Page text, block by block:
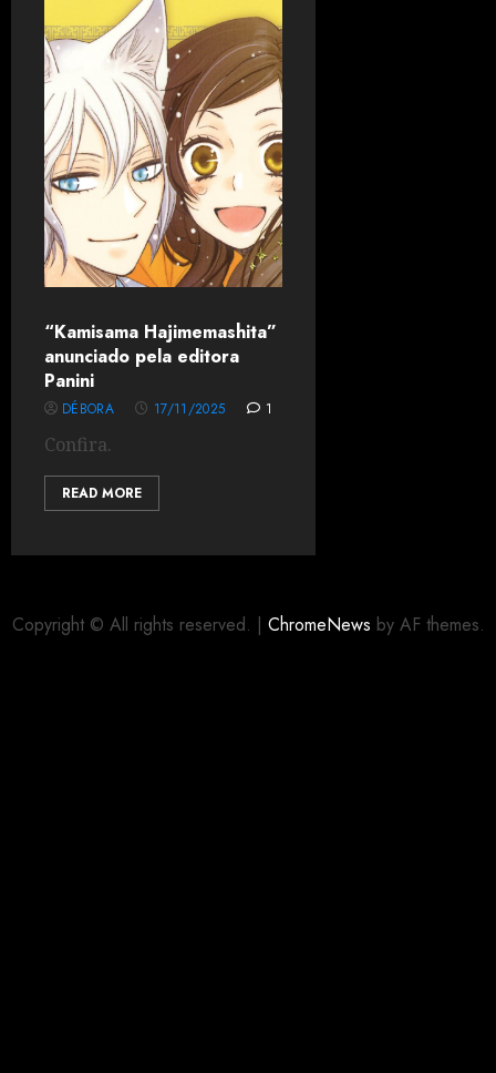
“Kamisama Hajimemashita”
anunciado pela editora
Panini
DÉBORA 17/11/2025 1
Confira.
READ MORE
Copyright © All rights reserved. | ChromeNews by AF themes.